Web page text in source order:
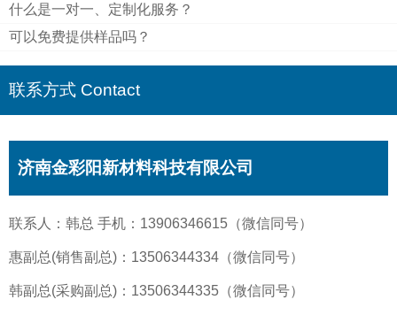
什么是一对一、定制化服务？
可以免费提供样品吗？
联系方式 Contact
济南金彩阳新材料科技有限公司
联系人：韩总 手机：13906346615（微信同号）
惠副总(销售副总)：13506344334（微信同号）
韩副总(采购副总)：13506344335（微信同号）